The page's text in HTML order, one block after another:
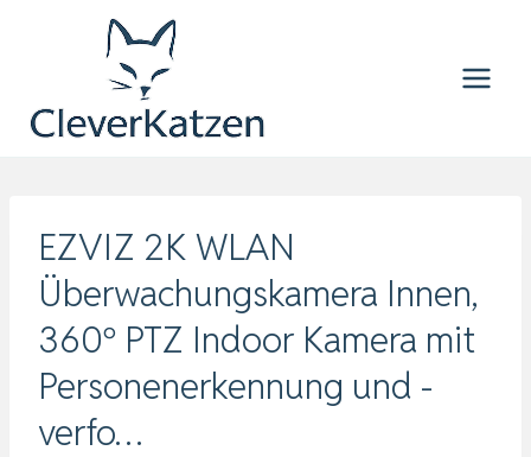
EZVIZ 2K WLAN
Überwachungskamera Innen,
360º PTZ Indoor Kamera mit
Personenerkennung und -
verfo…